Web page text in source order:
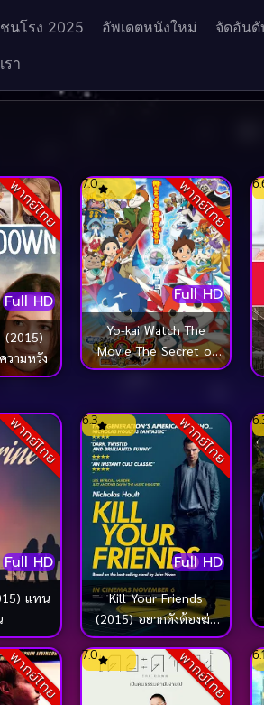
นโรง 2025 อัพเดตหนังใหม่
จัดอันดั
า
พากย์ไทย
Full HD
(2015)
วามหวัง
พากย์ไทย
Full HD
7.0
Yo-kai Watch The
Movie The Secret of
Birth Meow! (2016) โย
ลับแห่งต้นกำเนิด…เมี้ยว
พากย์ไทย
Full HD
แทน
พากย์ไทย
Full HD
6.3
Kill Your Friends
(2015) อยากดังต้องฆ่า
เพื่อน
พากย์ไทย พากย์ไทย
7.0